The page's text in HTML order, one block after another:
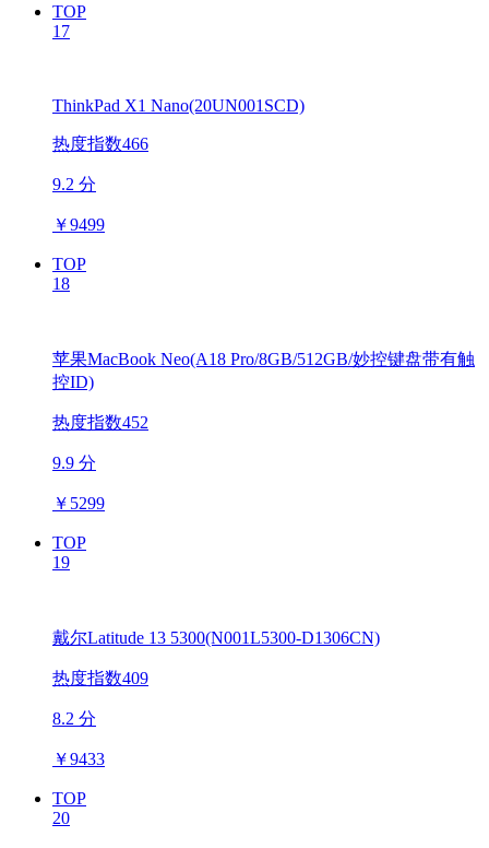
TOP
17
ThinkPad X1 Nano(20UN001SCD)
热度指数466
9.2 分
￥9499
TOP
18
苹果MacBook Neo(A18 Pro/8GB/512GB/妙控键盘带有触
控ID)
热度指数452
9.9 分
￥ 5299
TOP
19
戴尔Latitude 13 5300(N001L5300-D1306CN)
热度指数409
8.2 分
￥9433
TOP
20